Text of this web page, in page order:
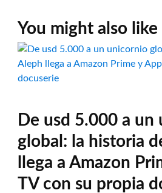
You might also like
De usd 5.000 a
global: la historia
llega a Amazon
TV con su propia